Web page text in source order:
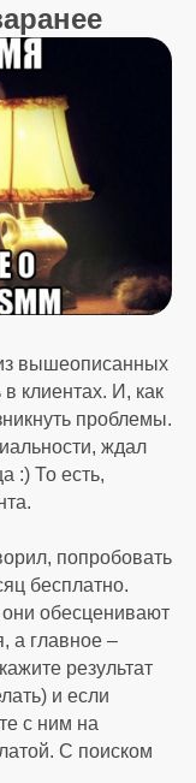
вышеописанных
клиентах. И, как
проблемы.
ждал
:) То есть,
попробовать
бесплатно.
они обесценивают
а главное –
результат
и если
с ним на
С поиском